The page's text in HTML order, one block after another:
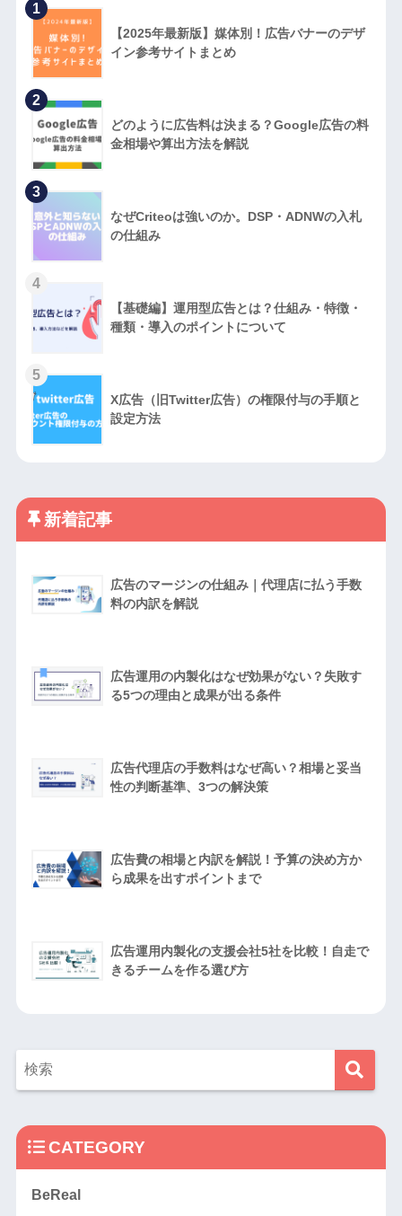
1
【2025年最新版】媒体別！広告バナーのデザ
イン参考サイトまとめ
2
どのように広告料は決まる？Google広告の料
金相場や算出方法を解説
3
なぜCriteoは強いのか。DSP・ADNWの入札
の仕組み
4
【基礎編】運用型広告とは？仕組み・特徴・
種類・導入のポイントについて
5
X広告（旧Twitter広告）の権限付与の手順と
設定方法
新着記事
広告のマージンの仕組み｜代理店に払う手数
料の内訳を解説
広告運用の内製化はなぜ効果がない？失敗す
る5つの理由と成果が出る条件
広告代理店の手数料はなぜ高い？相場と妥当
性の判断基準、3つの解決策
広告費の相場と内訳を解説！予算の決め方か
ら成果を出すポイントまで
広告運用内製化の支援会社5社を比較！自走で
きるチームを作る選び方
CATEGORY
BeReal